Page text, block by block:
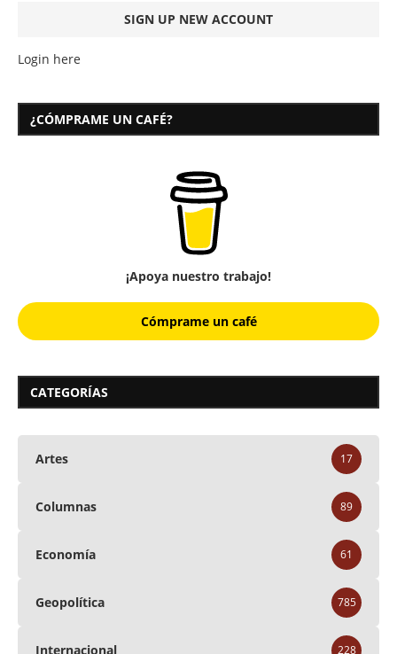
Login here
¿CÓMPRAME UN CAFÉ?
¡Apoya nuestro trabajo!
Cómprame un café
CATEGORÍAS
Artes 17
Columnas 89
Economía 61
Geopolítica 785
Internacional 228